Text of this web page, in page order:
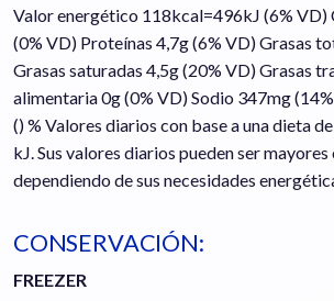
Valor energético 118kcal=496kJ (6%
(0% VD) Proteínas 4,7g (6% VD) Grasas
Grasas saturadas 4,5g (20% VD) Grasas
alimentaria 0g (0% VD) Sodio 347mg
() % Valores diarios con base a una dieta
kJ. Sus valores diarios pueden ser mayores
dependiendo de sus necesidades
CONSERVACIÓN:
FREEZER